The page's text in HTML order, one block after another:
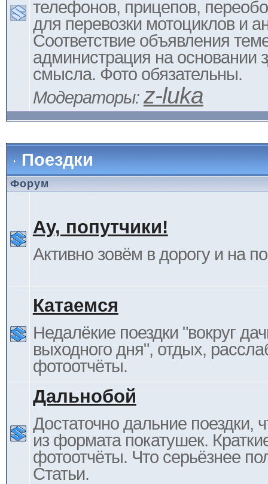
телефонов, прицепов,
для перевозки мотоциклов и
Соответствие объявления
администрация на основании
смысла. Фото обязательны.
Модераторы: z-luka
Поездки
Форум
Ау, попутчики!
Активно зовём в дорогу и на
Катаемся
Недалёкие поездки "вокруг
выходного дня", отдых,
фотоотчёты.
Дальнобой
Достаточно дальние поездки,
из формата покатушек.
фотоотчёты. Что серьёзнее
Статьи.